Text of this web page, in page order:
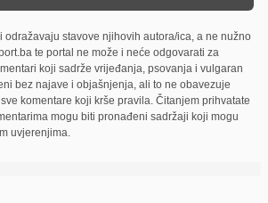
odražavaju stavove njihovih autora/ica, a ne nužno
te portal ne može i neće odgovarati za
koji sadrže vrijeđanja, psovanja i vulgaran
bez najave i objašnjenja, ali to ne obavezuje
komentare koji krše pravila. Čitanjem prihvatate
mogu biti pronađeni sadržaji koji mogu
uvjerenjima.